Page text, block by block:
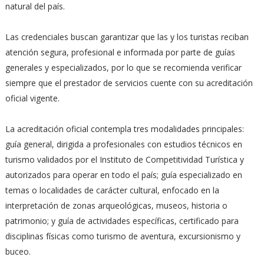
natural del país.
Las credenciales buscan garantizar que las y los turistas reciban
atención segura, profesional e informada por parte de guías
generales y especializados, por lo que se recomienda verificar
siempre que el prestador de servicios cuente con su acreditación
oficial vigente.
La acreditación oficial contempla tres modalidades principales:
guía general, dirigida a profesionales con estudios técnicos en
turismo validados por el Instituto de Competitividad Turística y
autorizados para operar en todo el país; guía especializado en
temas o localidades de carácter cultural, enfocado en la
interpretación de zonas arqueológicas, museos, historia o
patrimonio; y guía de actividades específicas, certificado para
disciplinas físicas como turismo de aventura, excursionismo y
buceo.